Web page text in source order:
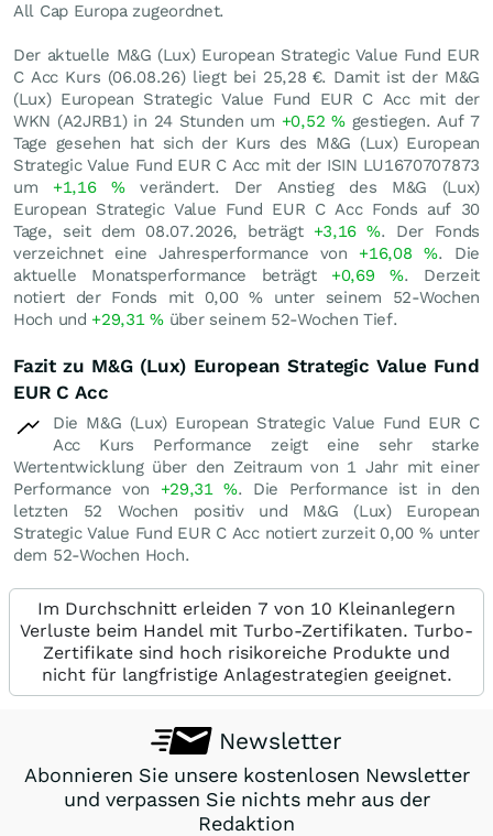
All Cap Europa zugeordnet.
Der aktuelle M&G (Lux) European Strategic Value Fund EUR
C Acc Kurs (06.08.26) liegt bei 25,28 €. Damit ist der M&G
(Lux) European Strategic Value Fund EUR C Acc mit der
WKN (A2JRB1) in 24 Stunden um +0,52%gestiegen. Auf 7
Tage gesehen hat sich der Kurs des M&G (Lux) European
Strategic Value Fund EUR C Acc mit der ISIN LU1670707873
um +1,16%verändert. Der Anstieg des M&G (Lux)
European Strategic Value Fund EUR C Acc Fonds auf 30
Tage, seit dem 08.07.2026, beträgt +3,16%. Der Fonds
verzeichnet eine Jahresperformance von +16,08%. Die
aktuelle Monatsperformance beträgt +0,69%. Derzeit
notiert der Fonds mit 0,00%unter seinem 52-Wochen
Hoch und +29,31%über seinem 52-Wochen Tief.
Fazit zu M&G (Lux) European Strategic Value Fund
EUR C Acc
Die M&G (Lux) European Strategic Value Fund EUR C
Acc Kurs Performance zeigt eine sehr starke
Wertentwicklung über den Zeitraum von 1 Jahr mit einer
Performance von +29,31%. Die Performance ist in den
letzten 52 Wochen positiv und M&G (Lux) European
Strategic Value Fund EUR C Acc notiert zurzeit 0,00 %unter
dem 52-Wochen Hoch.
Im Durchschnitt erleiden 7 von 10 Kleinanlegern
Verluste beim Handel mit Turbo-Zertifikaten. Turbo-
Zertifikate sind hoch risikoreiche Produkte und
nicht für langfristige Anlagestrategien geeignet.
Newsletter
Abonnieren Sie unsere kostenlosen Newsletter
und verpassen Sie nichts mehr aus der
Redaktion